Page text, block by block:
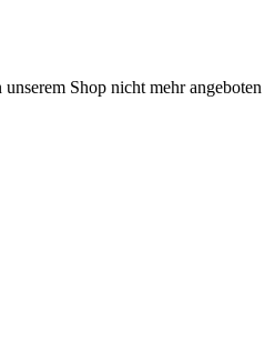
Shop nicht mehr angeboten